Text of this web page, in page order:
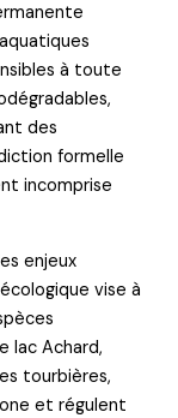
à toute
des
formelle
incomprise
enjeux
vise à
lac Achard,
tourbières,
et régulent